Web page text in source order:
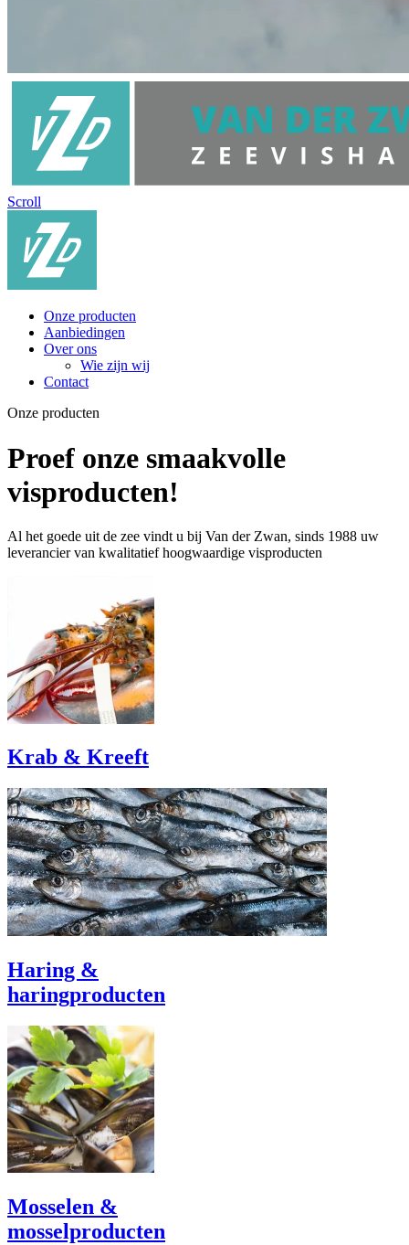
Scroll
Onze producten
Aanbiedingen
Over ons
Wie zijn wij
Contact
Onze producten
Proef onze smaakvolle
visproducten!
Al het goede uit de zee vindt u bij Van der Zwan, sinds 1988 uw
leverancier van kwalitatief hoogwaardige visproducten
Krab & Kreeft
Haring &
haringproducten
Mosselen &
mosselproducten